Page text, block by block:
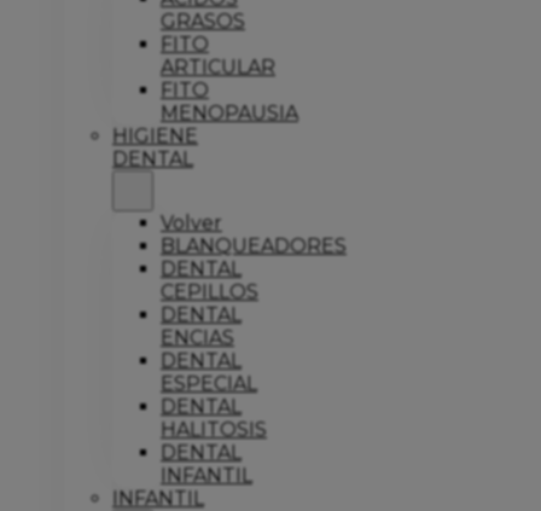
GRASOS
FITO
ARTICULAR
FITO
MENOPAUSIA
HIGIENE
DENTAL
Volver
BLANQUEADORES
DENTAL
CEPILLOS
DENTAL
ENCIAS
DENTAL
ESPECIAL
DENTAL
HALITOSIS
DENTAL
INFANTIL
INFANTIL